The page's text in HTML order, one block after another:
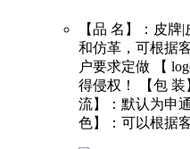
【品 名】：皮
和仿革，可根据
户要求定做 【
得侵权！ 【包 装
流】：默认为申
色】：可以根据